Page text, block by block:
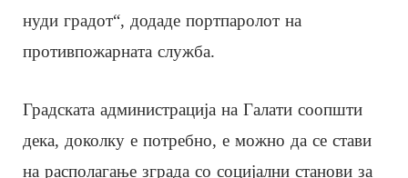
нуди градот“, додаде портпаролот на
противпожарната служба.
Градската администрација на Галати соопшти
дека, доколку е потребно, е можно да се стави
на располагање зграда со социјални станови за